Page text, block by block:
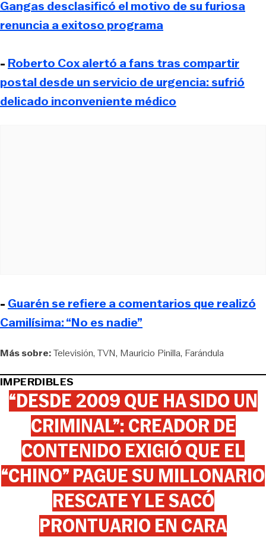
Gangas desclasificó el motivo de su furiosa
renuncia a exitoso programa
- Roberto Cox alertó a fans tras compartir
postal desde un servicio de urgencia: sufrió
delicado inconveniente médico
- Guarén se refiere a comentarios que realizó
Camilísima: “No es nadie”
Más sobre:Televisión TVN Mauricio Pinilla Farándula
IMPERDIBLES
“DESDE 2009 QUE HA SIDO UN
CRIMINAL”: CREADOR DE
CONTENIDO EXIGIÓ QUE EL
“CHINO” PAGUE SU MILLONARIO
RESCATE Y LE SACÓ
PRONTUARIO EN CARA